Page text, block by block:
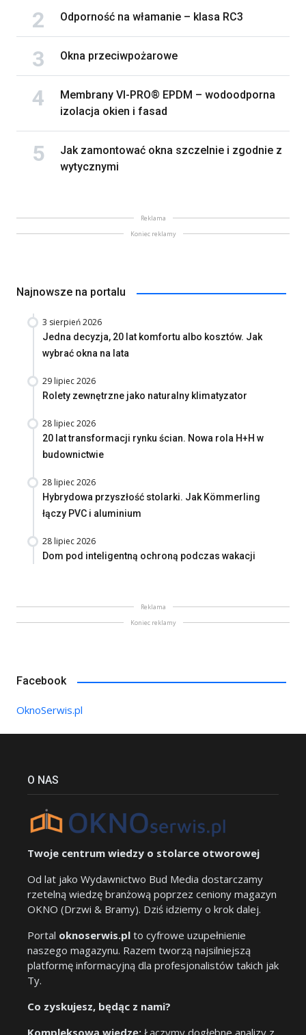
Odporność na włamanie – klasa RC3
Okna przeciwpożarowe
Membrany VI-PRO® EPDM – wodoodporna
izolacja okien i fasad
Jak zamontować okna szczelnie i zgodnie z
wytycznymi
Reklama
Koniec reklamy
Najnowsze na portalu
3 sierpień 2026
Jedna decyzja, 20 lat komfortu albo kosztów. Jak
wybrać okna na lata
29 lipiec 2026
Rolety zewnętrzne jako naturalny klimatyzator
28 lipiec 2026
20 lat transformacji rynku ścian. Nowa rola H+H w
budownictwie
28 lipiec 2026
Hybrydowa przyszłość stolarki. Jak Kömmerling
łączy PVC i aluminium
28 lipiec 2026
Dom pod inteligentną ochroną podczas wakacji
Reklama
Koniec reklamy
Facebook
OknoSerwis.pl
O NAS
Twoje centrum wiedzy o stolarce otworowej
Od lat jako Wydawnictwo Bud Media dostarczamy
rzetelną wiedzę branżową poprzez ceniony magazyn
OKNO (Drzwi & Bramy). Dziś idziemy o krok dalej.
Portal oknoserwis.pl to cyfrowe uzupełnienie
naszego magazynu. Razem tworzą najsilniejszą
platformę informacyjną dla profesjonalistów takich jak
Ty.
Co zyskujesz, będąc z nami?